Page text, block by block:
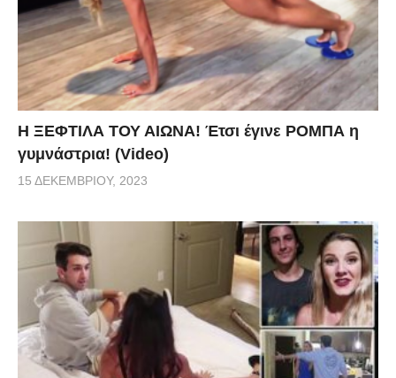
Η ΞΕΦΤΙΛΑ ΤΟΥ ΑΙΩΝΑ! Έτσι έγινε ΡΟΜΠΑ η
γυμνάστρια! (Video)
15 ΔΕΚΕΜΒΡΊΟΥ, 2023